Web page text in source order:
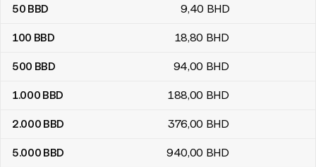
50 BBD 9,40 BHD
100 BBD 18,80 BHD
500 BBD 94,00 BHD
1.000 BBD 188,00 BHD
2.000 BBD 376,00 BHD
5.000 BBD 940,00 BHD